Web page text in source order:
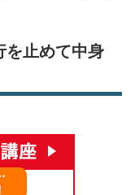
を止めて中身